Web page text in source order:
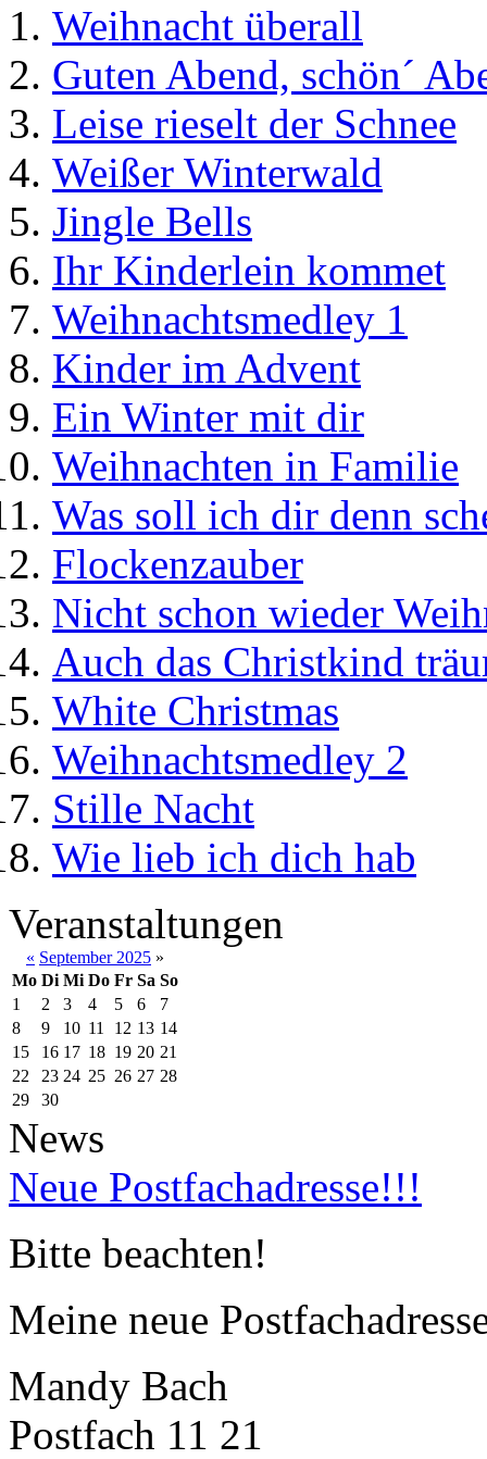
Weihnacht überall
Guten Abend, schön´
Leise rieselt der Schnee
Weißer Winterwald
Jingle Bells
Ihr Kinderlein kommet
Weihnachtsmedley 1
Kinder im Advent
Ein Winter mit dir
Weihnachten in Familie
Was soll ich dir denn
Flockenzauber
Nicht schon wieder
Auch das Christkind
White Christmas
Weihnachtsmedley 2
Stille Nacht
Wie lieb ich dich hab
Veranstaltungen
« September 2025 »
Mo Di Mi Do Fr Sa So
1
2 3 4 5 6
7
8
9 10 11 12 13 14
15
16 17 18 19 20 21
22
23 24 25 26 27 28
29
30
News
Neue Postfachadresse!!!
Bitte beachten!
Meine neue
Mandy Bach
Postfach 11 21